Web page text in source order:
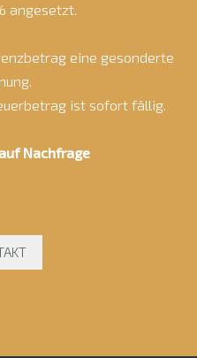
angesetzt.
eine gesonderte
ist sofort fällig.
Nachfrage